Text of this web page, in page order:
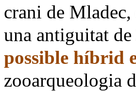
crani de
una antiguitat
possible híbrid
zooarqueologia